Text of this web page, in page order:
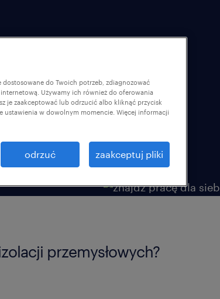
przemysłowych?
do Twoich potrzeb, zdiagnozować
Używamy ich również do oferowania
je zaakceptować lub odrzucić albo kliknąć przycisk
ustawienia w dowolnym momencie. Więcej informacji
odrzuć zaakceptuj pliki